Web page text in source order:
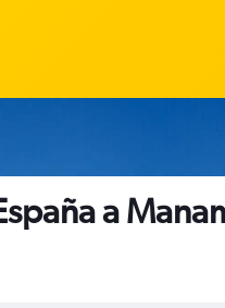
a